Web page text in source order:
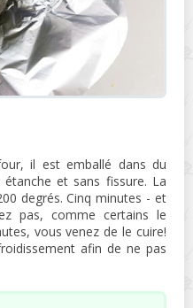
il est emballé dans du
et sans fissure. La
degrés. Cinq minutes - et
pas, comme certains le
vous venez de le cuire!
afin de ne pas